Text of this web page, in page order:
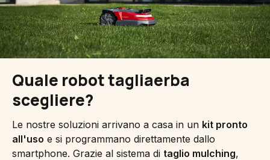
Quale robot tagliaerba
scegliere?
Le nostre soluzioni arrivano a casa in un kit pronto
all'uso e si programmano direttamente dallo
smartphone. Grazie al sistema di taglio mulching,